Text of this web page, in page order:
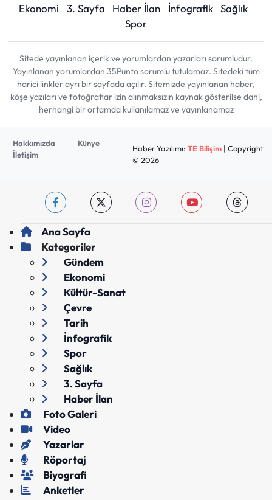
Ekonomi
3. Sayfa Haber İlan İnfografik Sağlık
Spor
Sitede yayınlanan içerik ve yorumlardan yazarları sorumludur.
Yayınlanan yorumlardan 35Punto sorumlu tutulamaz. Sitedeki tüm
harici linkler ayrı bir sayfada açılır. Sitemizde yayınlanan haber,
köşe yazıları ve fotoğraflar izin alınmaksızın kaynak gösterilse dahi,
herhangi bir ortamda kullanılamaz ve yayınlanamaz
Hakkımızda
Künye
İletişim
Haber Yazılımı: TE Bilişim| Copyright
© 2026
Ana Sayfa
Kategoriler
Gündem
Ekonomi
Kültür-Sanat
Çevre
Tarih
İnfografik
Spor
Sağlık
3. Sayfa
Haber İlan
Foto Galeri
Video
Yazarlar
Röportaj
Biyografi
Anketler